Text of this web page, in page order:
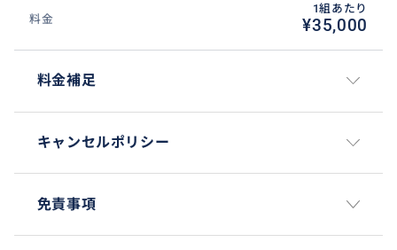
どうぞこの機会に是非ご自分の目で実際に確認してみ
て下さい。周囲の環境や在校生の様子など日本から写
真やビデオを観るのとは全く違ったものが見えてくる
と思います。
表示価格はミニマム3時間としてのもので、３名様まで
フラットレートです。
当日の変更もフレキシブルに対応させて頂きます。
※複数の学校見学を希望される場合や観光と組み合わ
料金
1組あたり
¥35,000
料金補足
キャンセルポリシー
免責事項